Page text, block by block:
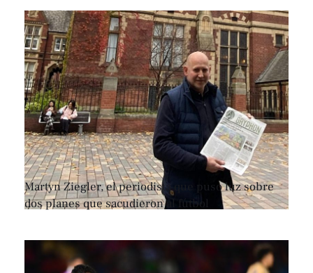
Martyn Ziegler, el periodista que puso luz sobre
dos planes que sacudieron al fútbol